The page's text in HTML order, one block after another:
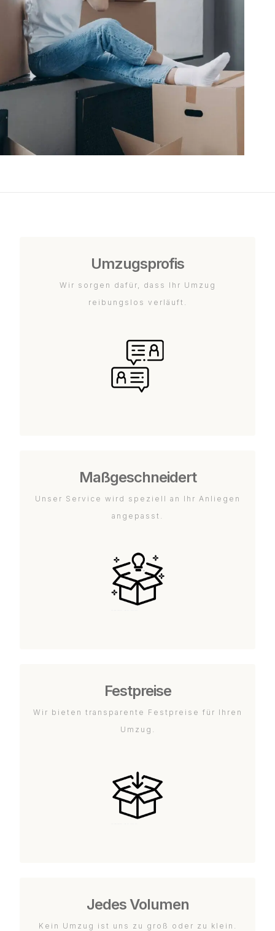
Umzugsprofis
Wir sorgen dafür, dass Ihr Umzug
reibungslos verläuft.
Maßgeschneidert
Unser Service wird speziell an Ihr Anliegen
angepasst.
Festpreise
Wir bieten transparente Festpreise für Ihren
Umzug.
Jedes Volumen
Kein Umzug ist uns zu groß oder zu klein.